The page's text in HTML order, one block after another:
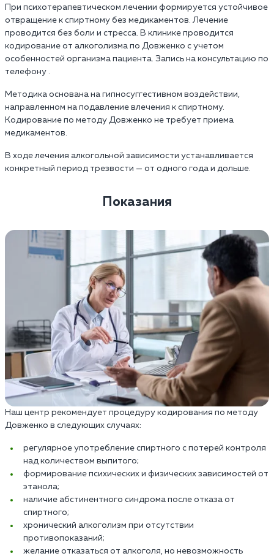
При психотерапевтическом лечении формируется устойчивое
отвращение к спиртному без медикаментов. Лечение
проводится без боли и стресса. В клинике проводится
кодирование от алкоголизма по Довженко с учетом
особенностей организма пациента. Запись на консультацию по
телефону .
Методика основана на гипносуггестивном воздействии,
направленном на подавление влечения к спиртному.
Кодирование по методу Довженко не требует приема
медикаментов.
В ходе лечения алкогольной зависимости устанавливается
конкретный период трезвости — от одного года и дольше.
Показания
Наш центр рекомендует процедуру кодирования по методу
Довженко в следующих случаях:
регулярное употребление спиртного с потерей контроля
над количеством выпитого;
формирование психических и физических зависимостей от
этанола;
наличие абстинентного синдрома после отказа от
спиртного;
хронический алкоголизм при отсутствии
противопоказаний;
желание отказаться от алкоголя, но невозможность